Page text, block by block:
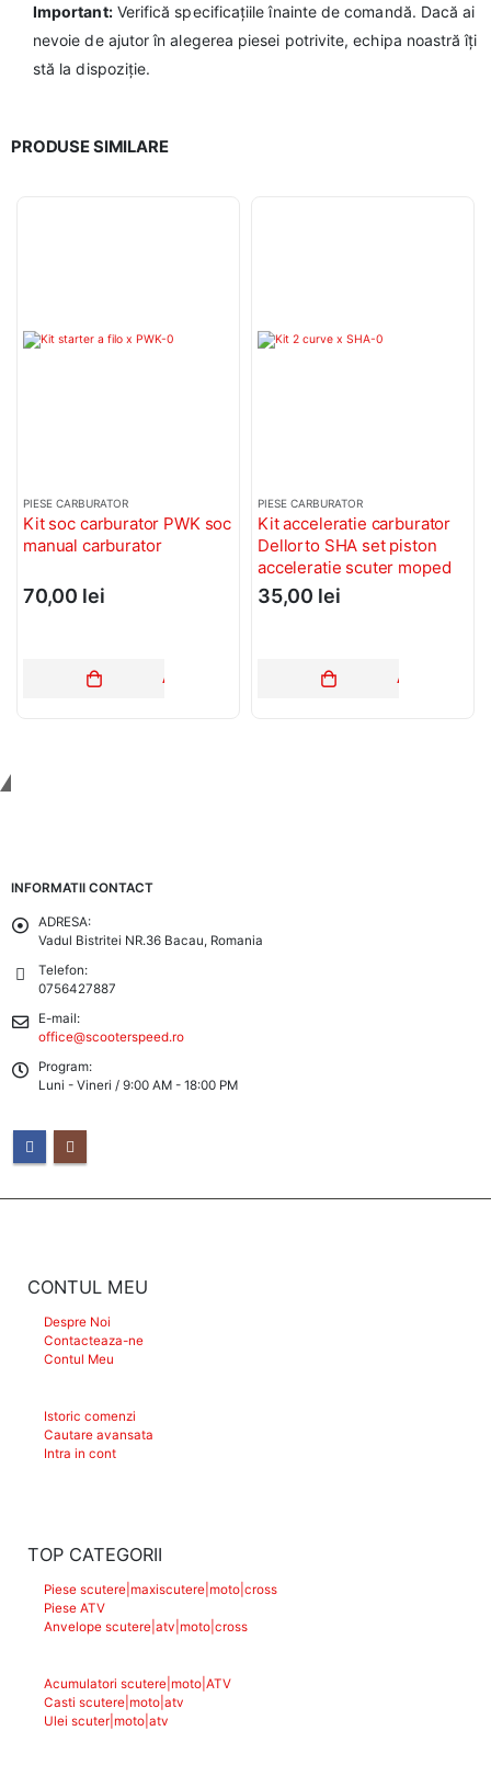
Important:Verifică specificațiile înainte de comandă. Dacă ai
nevoie de ajutor în alegerea piesei potrivite, echipa noastră îți
stă la dispoziție.
PRODUSE SIMILARE
PIESE CARBURATOR
Kit soc carburator PWK soc
manual carburator
70,00 lei
ADAUGĂ ÎN COȘ
PIESE CARBURATOR
Kit acceleratie carburator
Dellorto SHA set piston
acceleratie scuter moped
35,00 lei
ADAUGĂ ÎN
INFORMATII CONTACT
ADRESA:
Vadul Bistritei NR.36 Bacau, Romania
Telefon:
0756427887
E-mail:
office@scooterspeed.ro
Program:
Luni - Vineri / 9:00 AM - 18:00 PM
CONTUL MEU
Despre Noi
Contacteaza-ne
Contul Meu
Istoric comenzi
Cautare avansata
Intra in cont
TOP CATEGORII
Piese scutere|maxiscutere|moto|cross
Piese ATV
Anvelope scutere|atv|moto|cross
Acumulatori scutere|moto|ATV
Casti scutere|moto|atv
Ulei scuter|moto|atv